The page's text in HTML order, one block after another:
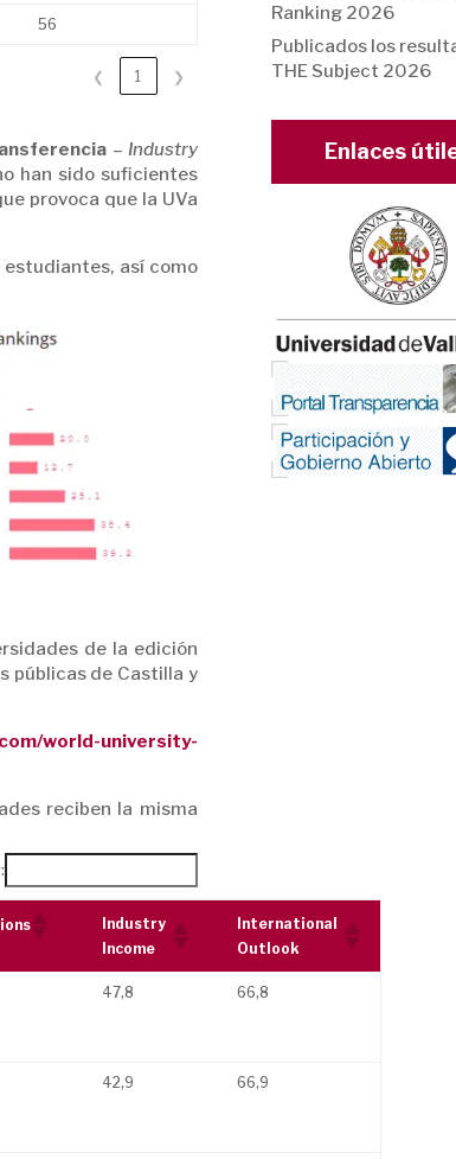
56
❮ 1 ❯
– Industry
han sido suficientes
provoca que la UVa
estudiantes, así como
de la edición
públicas de Castilla y
world-university-
reciben la misma
Industry
Income
International
Outlook
47,8 66,8
42,9 66,9
Ranking 2026
Publicados los
THE Subject 2026
Enlaces